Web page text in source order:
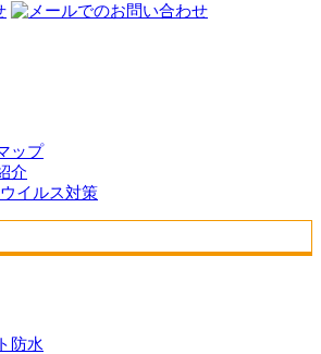
ップ
介
イルス対策
防水